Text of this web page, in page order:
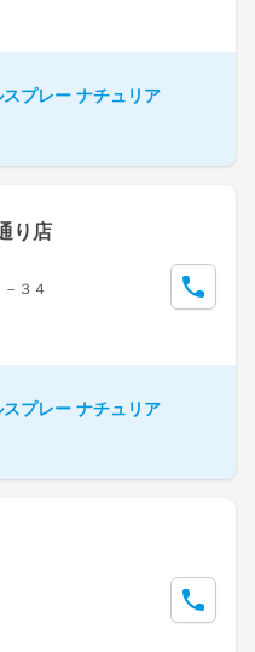
プレー ナチュリア
り店
３４
プレー ナチュリア